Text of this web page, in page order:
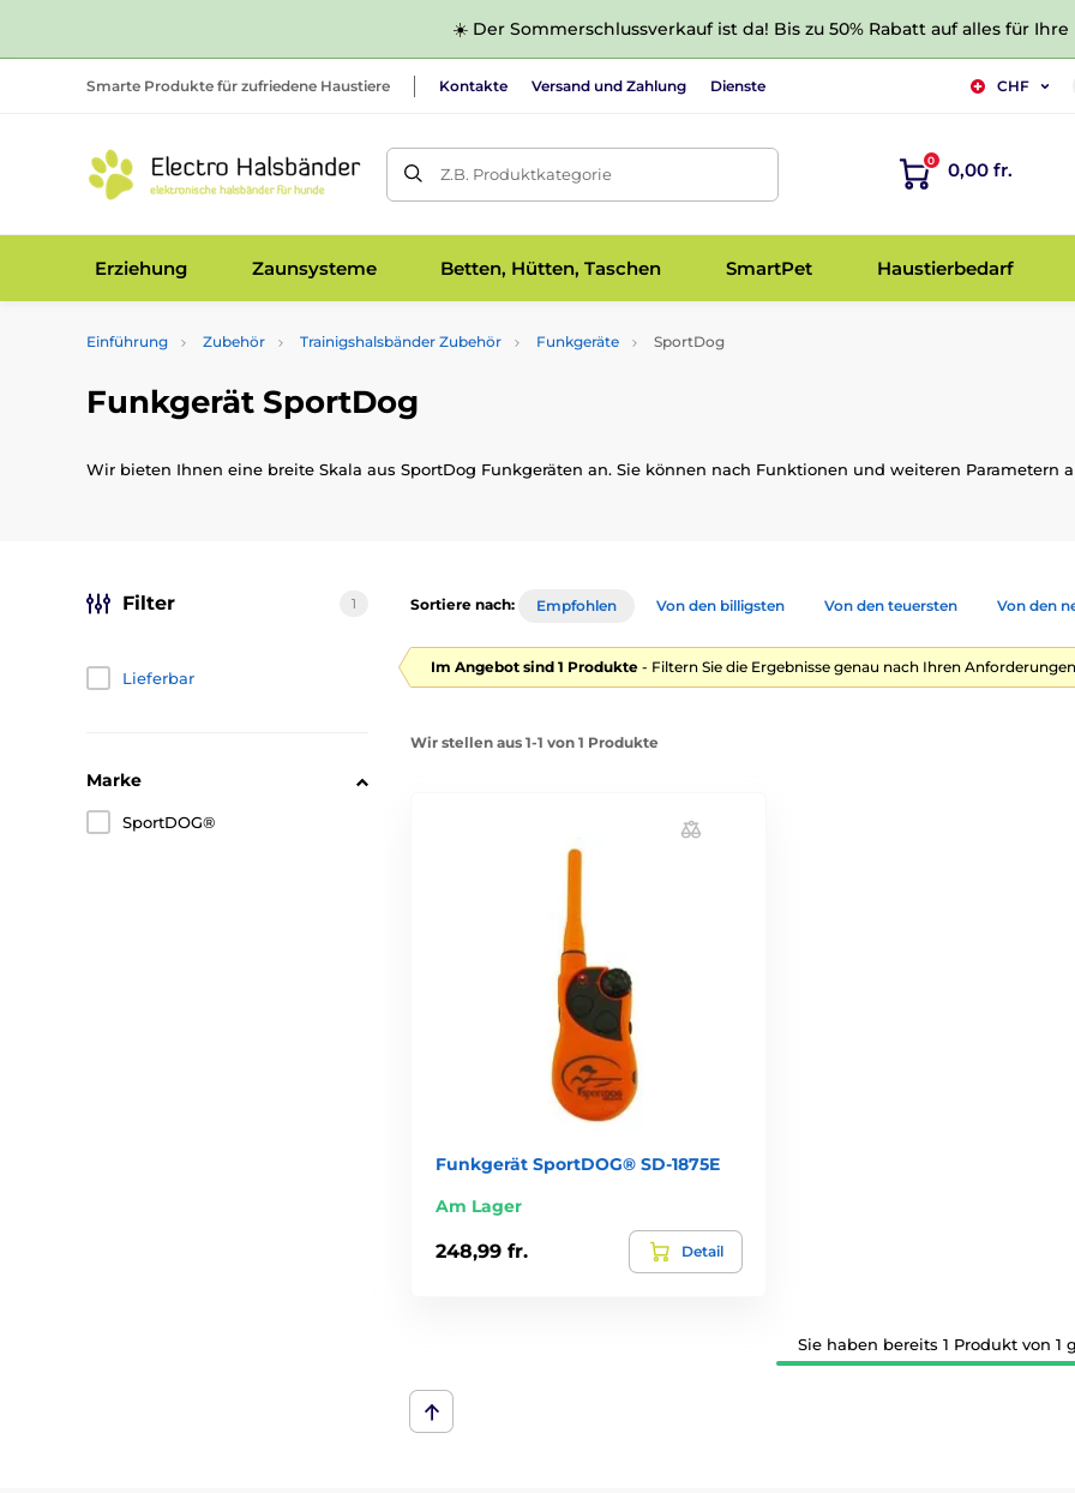
☀️ Der Sommerschlussverkauf ist da! Bis zu 50% Rabatt auf alles für Ihre
Smarte Produkte für zufriedene Haustiere Kontakte Versand und Zahlung Dienste CHF
Z.B. Produktkategorie
0 0,00 fr.
Erziehung Zaunsysteme Betten, Hütten, Taschen SmartPet Haustierbedarf
Einführung Zubehör Trainigshalsbänder Zubehör Funkgeräte SportDog
Funkgerät SportDog
Wir bieten Ihnen eine breite Skala aus SportDog Funkgeräten an. Sie können nach Funktionen und weiteren Parametern
Filter 1
Lieferbar
Marke
SportDOG®
Sortiere nach: Empfohlen Von den billigsten Von den teuersten Von den
Im Angebot sind 1 Produkte - Filtern Sie die Ergebnisse genau nach Ihren
Wir stellen aus 1-1 von 1 Produkte
Funkgerät SportDOG® SD-1875E
Am Lager
248,99 fr. Detail
Sie haben bereits 1 Produkt von 1